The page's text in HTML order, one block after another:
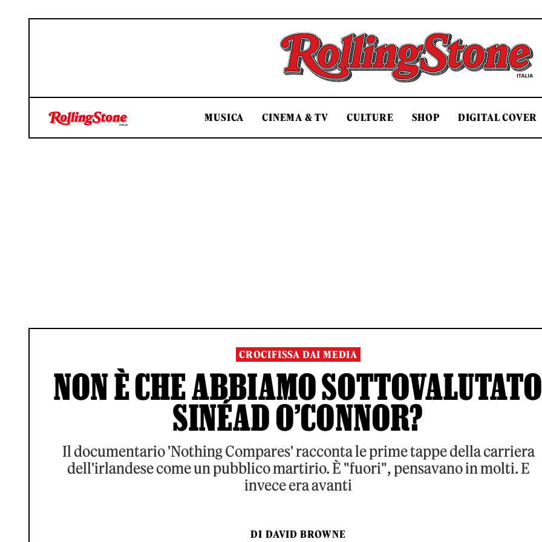
Rolling Stone Italia
MUSICA CINEMA & TV CULTURE SHOP DIGITAL COVER
CROCIFISSA DAI MEDIA
NON È CHE ABBIAMO
SINÉAD O’CONNOR?
Il documentario 'Nothing Compares' racconta le prime tappe della carriera
dell'irlandese come un pubblico martirio. È "fuori", pensavano in molti. E
invece era avanti
DI DAVID BROWNE